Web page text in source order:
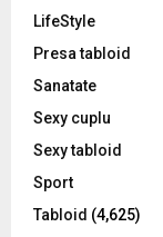
LifeStyle
Presa tabloid
Sanatate
Sexy cuplu
Sexy tabloid
Sport
Tabloid (4,625)